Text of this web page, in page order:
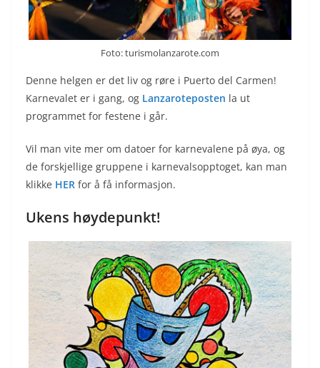
Foto: turismolanzarote.com
Denne helgen er det liv og røre i Puerto del Carmen!
Karnevalet er i gang, og Lanzaroteposten la ut
programmet for festene i går.
Vil man vite mer om datoer for karnevalene på øya, og
de forskjellige gruppene i karnevalsopptoget, kan man
klikke HER for å få informasjon.
Ukens høydepunkt!